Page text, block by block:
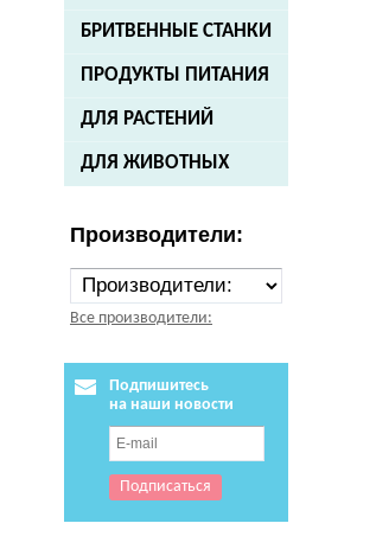
БРИТВЕННЫЕ СТАНКИ
ПРОДУКТЫ ПИТАНИЯ
ДЛЯ РАСТЕНИЙ
ДЛЯ ЖИВОТНЫХ
Производители:
Все производители:
Подпишитесь
на наши новости